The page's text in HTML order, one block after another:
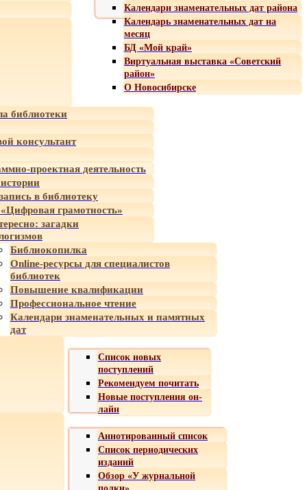
Календари знаменательных дат района
Календарь знаменательных дат на
месяц
БД «Мой край»
Виртуальная выставка «Советский
район»
О Новосибирске
библиотеки
консультант
проектная деятельность
в библиотеку
грамотность»
загадки
Библиокопилка
Online-ресурсы для специалистов
библиотек
Повышение квалификации
Профессиональное чтение
Календари знаменательных и памятных
дат
Список новых
поступлений
Рекомендуем почитать
Новые поступления он-
лайн
Аннотированный список
Список периодических
изданий
Обзор «У журнальной